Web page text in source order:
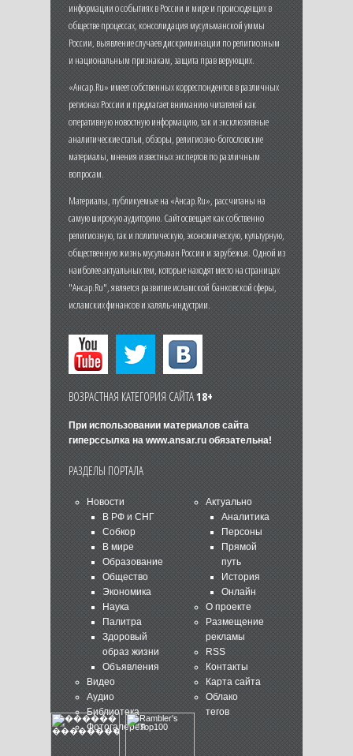
информации о событиях в России и мире и происходящих в
обществе процессах, консолидация мусульманской уммы
России, выявление случаев дискриминации по религиозным
и национальным признакам, защита прав верующих.
«Ансар.Ru» имеет собственных корреспондентов в различных
регионах России и предлагает вниманию читателей как
оперативную новостную информацию, так и эксклюзивные
аналитические статьи, обзоры, религиозно-богословские
материалы, мнения известных экспертов по различным
вопросам.
Материалы, публикуемые на «Ансар.Ru», рассчитаны на
самую широкую аудиторию. Сайт освещает как собственно
религиозную, так и политическую, экономическую, культурную,
общественную жизнь мусульман России и зарубежья. Одной из
наиболее актуальных тем, которые находят место на страницах
"Ансар.Ru", является развитие исламской банковской сферы,
исламских финансов и халяль-индустрии.
ВОЗРАСТНАЯ КАТЕГОРИЯ САЙТА18+
При использовании материалов сайта
гиперссылка на www.ansar.ruобязательна!
РАЗДЕЛЫ ПОРТАЛА
Новости
В РФ и СНГ
Собкор
В мире
Образование
Общество
Экономика
Наука
Палитра
Здоровый
образ жизни
Объявления
Видео
Аудио
Библиотека
Фотогалерея
Актуально
Аналитика
Персоны
Прямой
путь
История
Онлайн
О проекте
Размещение
рекламы
RSS
Контакты
Карта сайта
Облако
тегов